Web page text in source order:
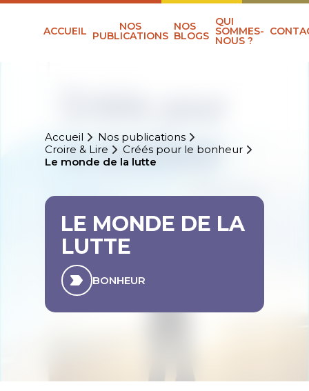
ACCUEIL NOS
PUBLICATIONS
NOS
BLOGS
QUI
SOMMES-
NOUS ?
Accueil
Nos publications
Croire & Lire
Créés pour le bonheur
Le monde de la lutte
LE MONDE DE LA
LUTTE
BONHEUR